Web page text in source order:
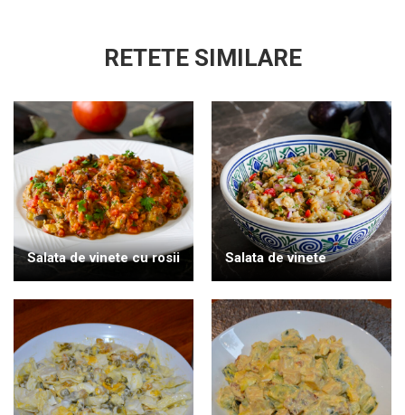
RETETE SIMILARE
Salata de vinete cu rosii Salata de vinete